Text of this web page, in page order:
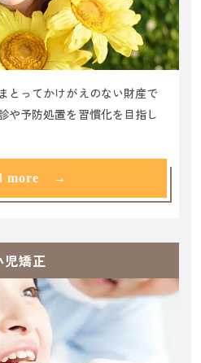
とってかけがえのない財産で
や予防処置を習慣化を目指し
more →
児矯正